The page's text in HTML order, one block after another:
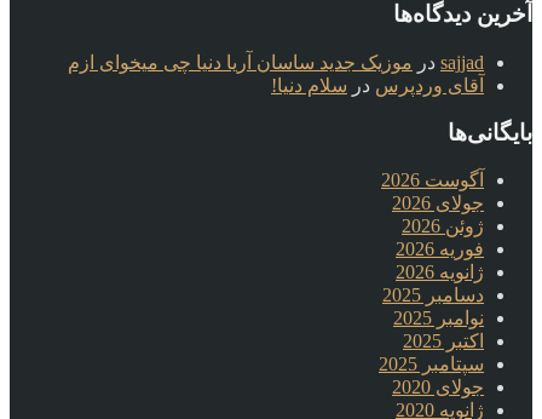
آخرین دیدگاه‌ها
sajjad در موزیک جدید ساسان آریا دنیا چی میخوای ازم
آقای وردپرس در سلام دنیا!
بایگانی‌ها
آگوست 2026
جولای 2026
ژوئن 2026
فوریه 2026
ژانویه 2026
دسامبر 2025
نوامبر 2025
اکتبر 2025
سپتامبر 2025
جولای 2020
ژانویه 2020